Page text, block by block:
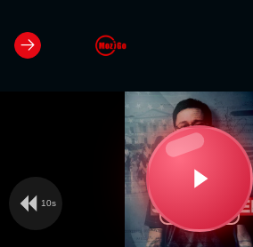
loading.
Play
10s